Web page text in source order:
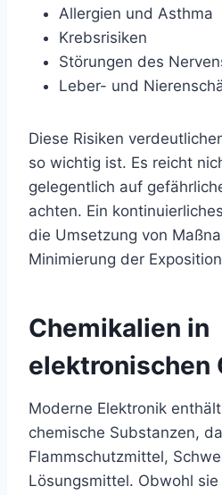
Allergien und Asthma
Krebsrisiken
Störungen des
Leber- und
Diese Risiken
so wichtig ist. Es reicht
gelegentlich auf
achten. Ein
die Umsetzung von
Minimierung der
Chemikalien in
elektronischen
Moderne Elektronik
chemische Substanzen,
Flammschutzmittel,
Lösungsmittel. Obwohl